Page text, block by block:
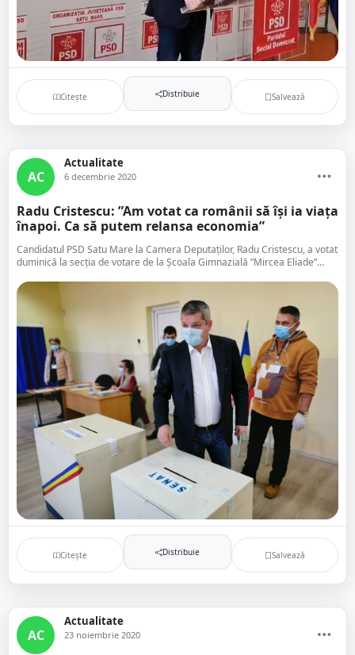
Citește Distribuie Salvează
AC
Actualitate
6 decembrie 2020
Radu Cristescu: ”Am votat ca românii să își ia viața
înapoi. Ca să putem relansa economia”
Candidatul PSD Satu Mare la Camera Deputaților, Radu Cristescu, a votat
duminică la secția de votare de la Școala Gimnazială ”Mircea Eliade”...
Citește Distribuie Salvează
AC
Actualitate
23 noiembrie 2020